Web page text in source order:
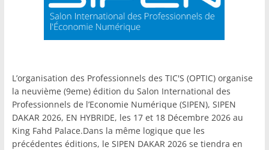
L’organisation des Professionnels des TIC'S (OPTIC) organise
la neuvième (9eme) édition du Salon International des
Professionnels de l’Economie Numérique (SIPEN), SIPEN
DAKAR 2026, EN HYBRIDE, les 17 et 18 Décembre 2026 au
King Fahd Palace.Dans la même logique que les
précédentes éditions, le SIPEN DAKAR 2026 se tiendra en